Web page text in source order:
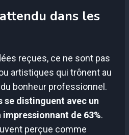
dans les
reçues, ce ne sont pas
artistiques qui trônent au
bonheur professionnel.
se distinguent avec un
de 63%.
perçue comme